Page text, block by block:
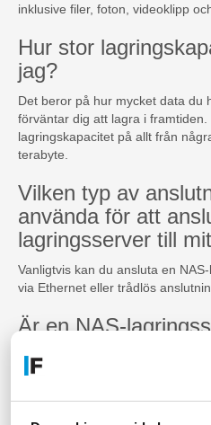
inklusive filer, foton, videoklipp
Hur stor
jag?
Det beror på hur mycket data du
förväntar dig att lagra i
lagringskapacitet på allt från
terabyte.
Vilken typ av
använda för att
lagringsserver till
Vanligtvis kan du ansluta en
via Ethernet eller trådlös
Är en NAS-
Ja, en NAS-lagringsserver kan
datalagring om du tar lämpliga